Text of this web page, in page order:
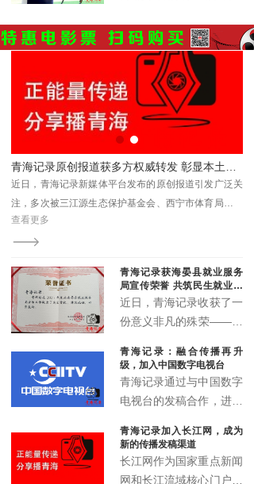
火车站街道办事处、青海
护您坊企业管理有限公司
联合承办。
青海省第六届全民健身大
会西宁赛区射箭比赛在西
宁市城东区全民健身中心
射箭场正式拉开帷幕。
近日，青海记录新媒体平台发布的原创报道引发广泛关
注，多次被三江源生态保护基金会、西宁市体育局、青
海省企业信用协会、湟源县教育局等单位转发引用，被
视为具有媒体关注度的权威转载内容。
查看更多
青海记录获海晏县就业服务
局宣传荣誉 共筑民生就业宣
传新篇
近日，青海记录收获了一
份意义非凡的殊荣——来
传鼓励荣誉证书。这一荣
誉不仅是对青海记录过往
宣传工作的高度认可，更
宣传事业发展的有力见
证。
青海记录：融合传播再升
级，加入中国数字电视台
青海记录通过与中国数字
电视台的发稿合作，进一
阵，实现了青海故事的多
渠道、多层次、多形态传
播，为高原地区文化传播
青海记录加入长江网，成为
新的传播发稿渠道
长江网作为国家重点新闻
网和长江流域核心门户，